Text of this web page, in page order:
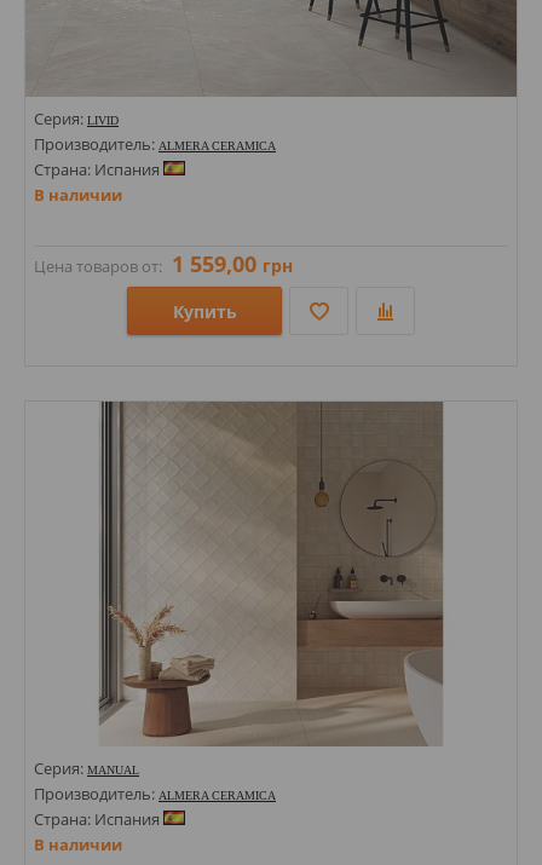
Серия: LIVID
Производитель: ALMERA CERAMICA
Страна: Испания
В наличии
Цена товаров от: 1 559,00 грн
Купить
Стили: Под мрамор;
Серия: MANUAL
Производитель: ALMERA CERAMICA
Страна: Испания
В наличии